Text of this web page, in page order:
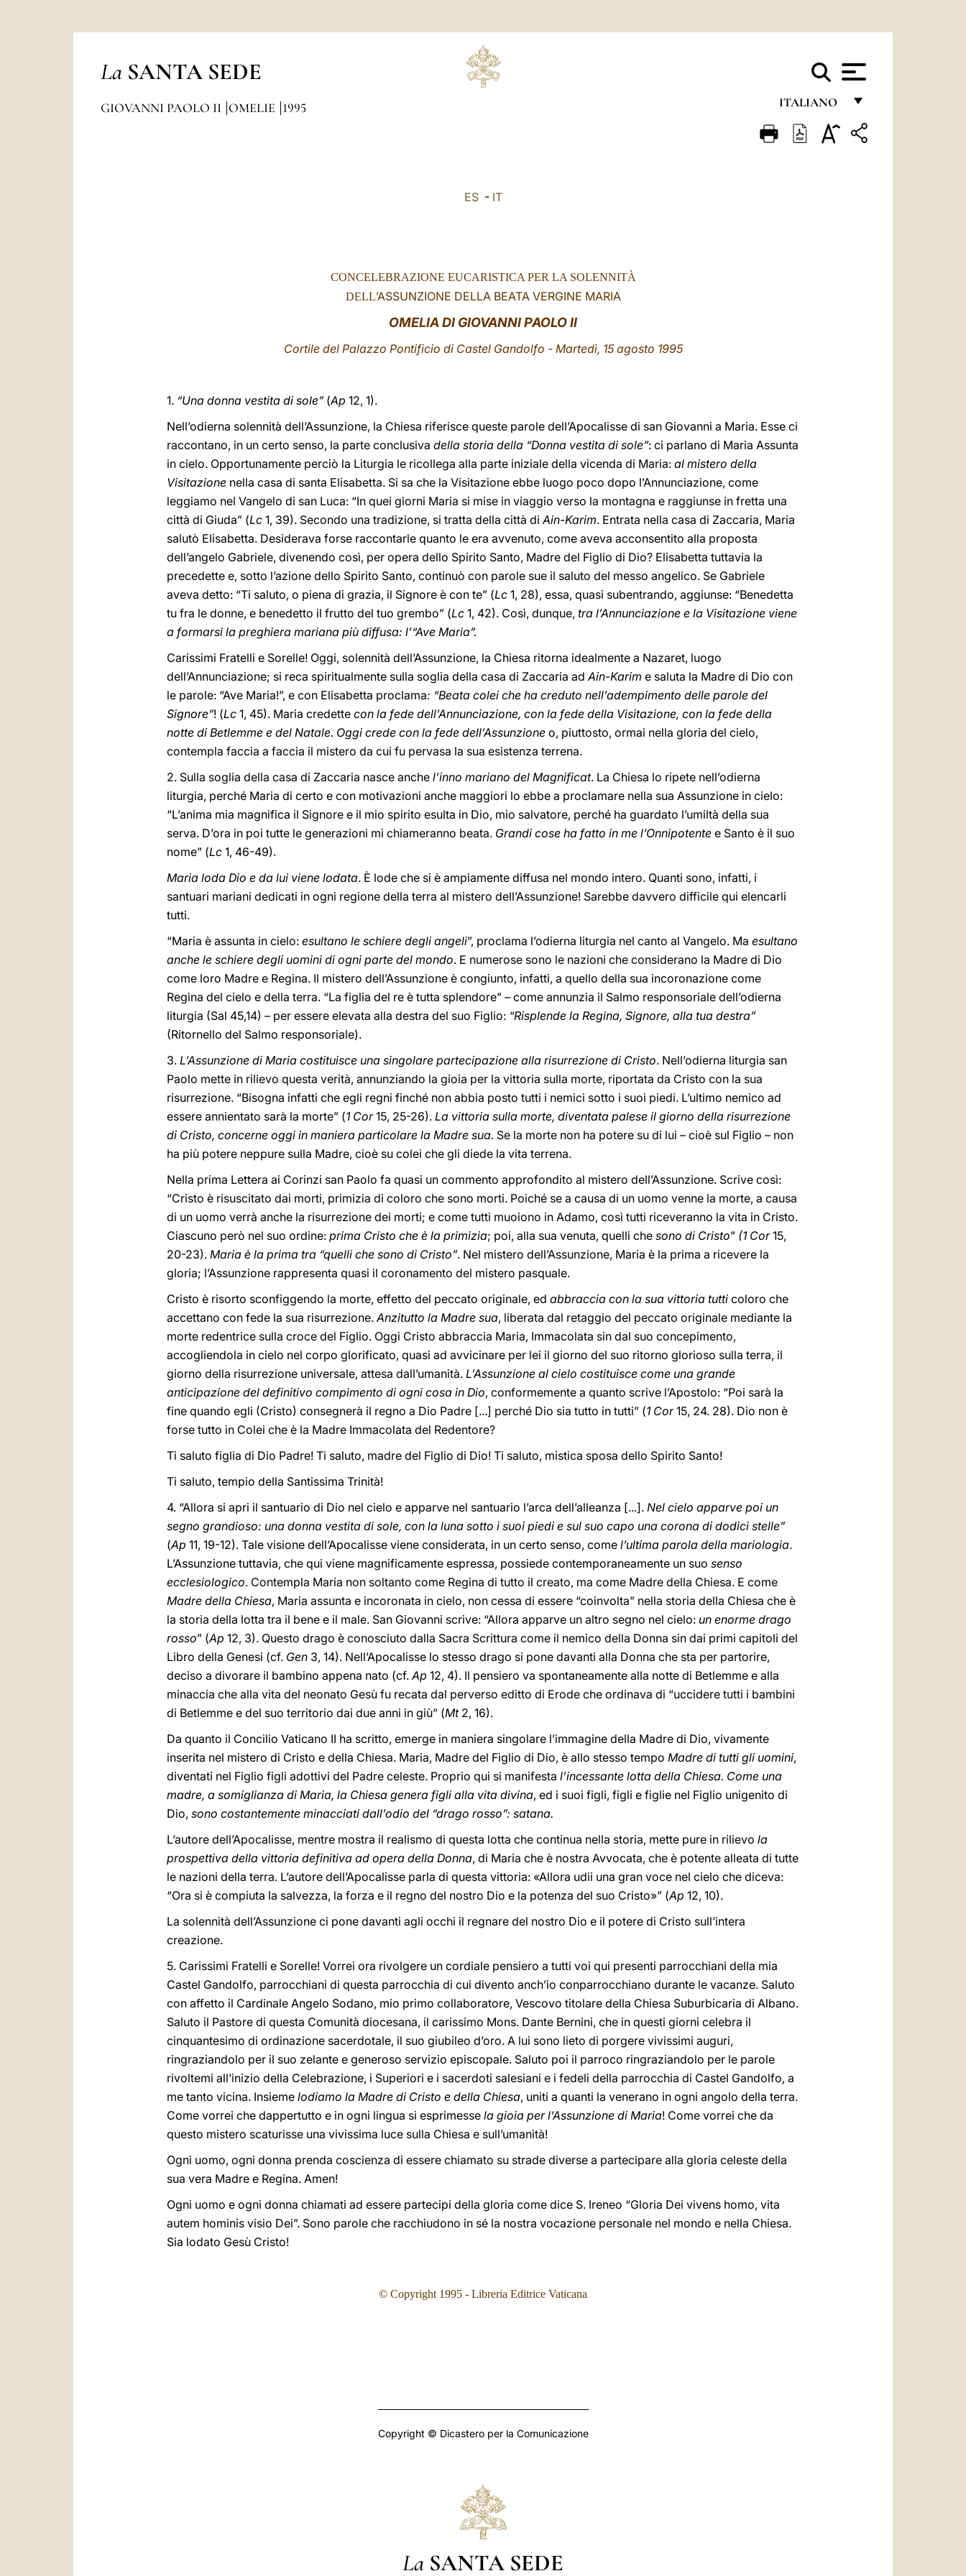
La SANTA SEDE
ITALIANO
FRANÇAIS
GIOVANNI PAOLO II OMELIE 1995
ES- IT
CONCELEBRAZIONE EUCARISTICA PER LA SOLENNITÀ
DELL’ASSUNZIONE DELLA BEATA VERGINE MARIA
OMELIA DI GIOVANNI PAOLO II
Cortile del Palazzo Pontificio di Castel Gandolfo - Martedì, 15 agosto 1995
1. “Una donna vestita di sole”(Ap 12, 1).
Nell’odierna solennità dell’Assunzione, la Chiesa riferisce queste parole dell’Apocalisse di san Giovanni a Maria. Esse ci
raccontano, in un certo senso, la parte conclusiva della storia della “Donna vestita di sole”: ci parlano di Maria Assunta
in cielo. Opportunamente perciò la Liturgia le ricollega alla parte iniziale della vicenda di Maria: al mistero della
Visitazione nella casa di santa Elisabetta. Si sa che la Visitazione ebbe luogo poco dopo l’Annunciazione, come
leggiamo nel Vangelo di san Luca: “In quei giorni Maria si mise in viaggio verso la montagna e raggiunse in fretta una
città di Giuda” (Lc 1, 39). Secondo una tradizione, si tratta della città diAin-Karim. Entrata nella casa di Zaccaria, Maria
salutò Elisabetta. Desiderava forse raccontarle quanto le era avvenuto, come aveva acconsentito alla proposta
dell’angelo Gabriele, divenendo così, per opera dello Spirito Santo, Madre del Figlio di Dio? Elisabetta tuttavia la
precedette e, sotto l’azione dello Spirito Santo, continuò con parole sue il saluto del messo angelico. Se Gabriele
aveva detto: “Ti saluto, o piena di grazia, il Signore è con te” (Lc 1, 28), essa, quasi subentrando, aggiunse: “Benedetta
tu fra le donne, e benedetto il frutto del tuo grembo” (Lc 1, 42). Così, dunque, tra l’Annunciazione e la Visitazione viene
a formarsi la preghiera mariana più diffusa: l’“Ave Maria”.
Carissimi Fratelli e Sorelle! Oggi, solennità dell’Assunzione, la Chiesa ritorna idealmente a Nazaret, luogo
dell’Annunciazione; si reca spiritualmente sulla soglia della casa di Zaccaria adAin-Karim e saluta la Madre di Dio con
le parole: “Ave Maria!”, e con Elisabetta proclama: “Beata colei che ha creduto nell’adempimento delle parole del
Signore”! (Lc 1, 45). Maria credette con la fede dell’Annunciazione, con la fede della Visitazione, con la fede della
notte di Betlemme e del Natale. Oggi crede con la fede dell’Assunzione o, piuttosto, ormai nella gloria del cielo,
contempla faccia a faccia il mistero da cui fu pervasa la sua esistenza terrena.
2. Sulla soglia della casa di Zaccaria nasce anche l’inno mariano del Magnificat. La Chiesa lo ripete nell’odierna
liturgia, perché Maria di certo e con motivazioni anche maggiori lo ebbe a proclamare nella sua Assunzione in cielo:
“L’anima mia magnifica il Signore e il mio spirito esulta in Dio, mio salvatore, perché ha guardato l’umiltà della sua
serva. D’ora in poi tutte le generazioni mi chiameranno beata. Grandi cose ha fatto in me l’Onnipotente e Santo è il suo
nome” (Lc 1, 46-49).
Maria loda Dio e da lui viene lodata. È lode che si è ampiamente diffusa nel mondo intero. Quanti sono, infatti, i
santuari mariani dedicati in ogni regione della terra al mistero dell’Assunzione! Sarebbe davvero difficile qui elencarli
tutti.
“Maria è assunta in cielo: esultano le schiere degli angeli”, proclama l’odierna liturgia nel canto al Vangelo. Ma esultano
anche le schiere degli uomini di ogni parte del mondo. E numerose sono le nazioni che considerano la Madre di Dio
come loro Madre e Regina. Il mistero dell’Assunzione è congiunto, infatti, a quello della sua incoronazione come
Regina del cielo e della terra. “La figlia del re è tutta splendore” – come annunzia il Salmo responsoriale dell’odierna
liturgia (Sal 45,14) – per essere elevata alla destra del suo Figlio: “Risplende la Regina, Signore, alla tua destra”
(Ritornello del Salmo responsoriale).
3. L’Assunzione di Maria costituisce una singolare partecipazione alla risurrezione di Cristo. Nell’odierna liturgia san
Paolo mette in rilievo questa verità, annunziando la gioia per la vittoria sulla morte, riportata da Cristo con la sua
risurrezione. “Bisogna infatti che egli regni finché non abbia posto tutti i nemici sotto i suoi piedi. L’ultimo nemico ad
essere annientato sarà la morte” (1 Cor15, 25-26). La vittoria sulla morte, diventata palese il giorno della risurrezione
di Cristo, concerne oggi in maniera particolare la Madre sua. Se la morte non ha potere su di lui – cioè sul Figlio – non
ha più potere neppure sulla Madre, cioè su colei che gli diede la vita terrena.
Nella prima Lettera ai Corinzi san Paolo fa quasi un commento approfondito al mistero dell’Assunzione. Scrive così:
“Cristo è risuscitato dai morti, primizia di coloro che sono morti. Poiché se a causa di un uomo venne la morte, a causa
di un uomo verrà anche la risurrezione dei morti; e come tutti muoiono in Adamo, così tutti riceveranno la vita in Cristo.
Ciascuno però nel suo ordine: prima Cristo che è la primizia; poi, alla sua venuta, quelli che sono di Cristo” (1 Cor15,
20-23). Maria è la prima tra “quelli che sono di Cristo”. Nel mistero dell’Assunzione, Maria è la prima a ricevere la
gloria; l’Assunzione rappresenta quasi il coronamento del mistero pasquale.
Cristo è risorto sconfiggendo la morte, effetto del peccato originale, ed abbraccia con la sua vittoria tutti coloro che
accettano con fede la sua risurrezione.Anzitutto la Madre sua, liberata dal retaggio del peccato originale mediante la
morte redentrice sulla croce del Figlio. Oggi Cristo abbraccia Maria, Immacolata sin dal suo concepimento,
accogliendola in cielo nel corpo glorificato, quasi ad avvicinare per lei il giorno del suo ritorno glorioso sulla terra, il
giorno della risurrezione universale, attesa dall’umanità. L’Assunzione al cielo costituisce come una grande
anticipazione del definitivo compimento di ogni cosa in Dio, conformemente a quanto scrive l’Apostolo: “Poi sarà la
fine quando egli (Cristo) consegnerà il regno a Dio Padre [...] perché Dio sia tutto in tutti” (1 Cor15, 24. 28). Dio non è
forse tutto in Colei che è la Madre Immacolata del Redentore?
Ti saluto figlia di Dio Padre! Ti saluto, madre del Figlio di Dio! Ti saluto, mistica sposa dello Spirito Santo!
Ti saluto, tempio della Santissima Trinità!
4. “Allora si apri il santuario di Dio nel cielo e apparve nel santuario l’arca dell’alleanza [...]. Nel cielo apparve poi un
segno grandioso: una donna vestita di sole, con la luna sotto i suoi piedi e sul suo capo una corona di dodici stelle”
(Ap 11, 19-12). Tale visione dell’Apocalisse viene considerata, in un certo senso, come l’ultima parola della mariologia.
L’Assunzione tuttavia, che qui viene magnificamente espressa, possiede contemporaneamente un suo senso
ecclesiologico. Contempla Maria non soltanto come Regina di tutto il creato, ma come Madre della Chiesa. E come
Madre della Chiesa, Maria assunta e incoronata in cielo, non cessa di essere “coinvolta” nella storia della Chiesa che è
la storia della lotta tra il bene e il male. San Giovanni scrive: “Allora apparve un altro segno nel cielo: un enorme drago
rosso” (Ap 12, 3). Questo drago è conosciuto dalla Sacra Scrittura come il nemico della Donna sin dai primi capitoli del
Libro della Genesi (cf. Gen 3, 14). Nell’Apocalisse lo stesso drago si pone davanti alla Donna che sta per partorire,
deciso a divorare il bambino appena nato (cf.Ap 12, 4). Il pensiero va spontaneamente alla notte di Betlemme e alla
minaccia che alla vita del neonato Gesù fu recata dal perverso editto di Erode che ordinava di “uccidere tutti i bambini
di Betlemme e del suo territorio dai due anni in giù” (Mt2, 16).
Da quanto il Concilio Vaticano II ha scritto, emerge in maniera singolare l’immagine della Madre di Dio, vivamente
inserita nel mistero di Cristo e della Chiesa. Maria, Madre del Figlio di Dio, è allo stesso tempo Madre di tutti gli uomini,
diventati nel Figlio figli adottivi del Padre celeste. Proprio qui si manifesta l’incessante lotta della Chiesa. Come una
madre, a somiglianza di Maria, la Chiesa genera figli alla vita divina, ed i suoi figli, figli e figlie nel Figlio unigenito di
Dio, sono costantemente minacciati dall’odio del “drago rosso”: satana.
L’autore dell’Apocalisse, mentre mostra il realismo di questa lotta che continua nella storia, mette pure in rilievo la
prospettiva della vittoria definitiva ad opera della Donna, di Maria che è nostra Avvocata, che è potente alleata di tutte
le nazioni della terra. L’autore dell’Apocalisse parla di questa vittoria: «Allora udii una gran voce nel cielo che diceva:
“Ora si è compiuta la salvezza, la forza e il regno del nostro Dio e la potenza del suo Cristo»” (Ap 12, 10).
La solennità dell’Assunzione ci pone davanti agli occhi il regnare del nostro Dio e il potere di Cristo sull’intera
creazione.
5. Carissimi Fratelli e Sorelle! Vorrei ora rivolgere un cordiale pensiero a tutti voi qui presenti parrocchiani della mia
Castel Gandolfo, parrocchiani di questa parrocchia di cui divento anch’io conparrocchiano durante le vacanze. Saluto
con affetto il Cardinale Angelo Sodano, mio primo collaboratore, Vescovo titolare della Chiesa Suburbicaria di Albano.
Saluto il Pastore di questa Comunità diocesana, il carissimo Mons. Dante Bernini, che in questi giorni celebra il
cinquantesimo di ordinazione sacerdotale, il suo giubileo d’oro. A lui sono lieto di porgere vivissimi auguri,
ringraziandolo per il suo zelante e generoso servizio episcopale. Saluto poi il parroco ringraziandolo per le parole
rivoltemi all’inizio della Celebrazione, i Superiori e i sacerdoti salesiani e i fedeli della parrocchia di Castel Gandolfo, a
me tanto vicina. Insieme lodiamo la Madre di Cristo e della Chiesa, uniti a quanti la venerano in ogni angolo della terra.
Come vorrei che dappertutto e in ogni lingua si esprimesse la gioia per l’Assunzione di Maria! Come vorrei che da
questo mistero scaturisse una vivissima luce sulla Chiesa e sull’umanità!
Ogni uomo, ogni donna prenda coscienza di essere chiamato su strade diverse a partecipare alla gloria celeste della
sua vera Madre e Regina. Amen!
Ogni uomo e ogni donna chiamati ad essere partecipi della gloria come dice S. Ireneo “Gloria Dei vivens homo, vita
autem hominis visio Dei”. Sono parole che racchiudono in sé la nostra vocazione personale nel mondo e nella Chiesa.
Sia lodato Gesù Cristo!
© Copyright 1995 - Libreria Editrice Vaticana
Copyright © Dicastero per la Comunicazione
La SANTA SEDE